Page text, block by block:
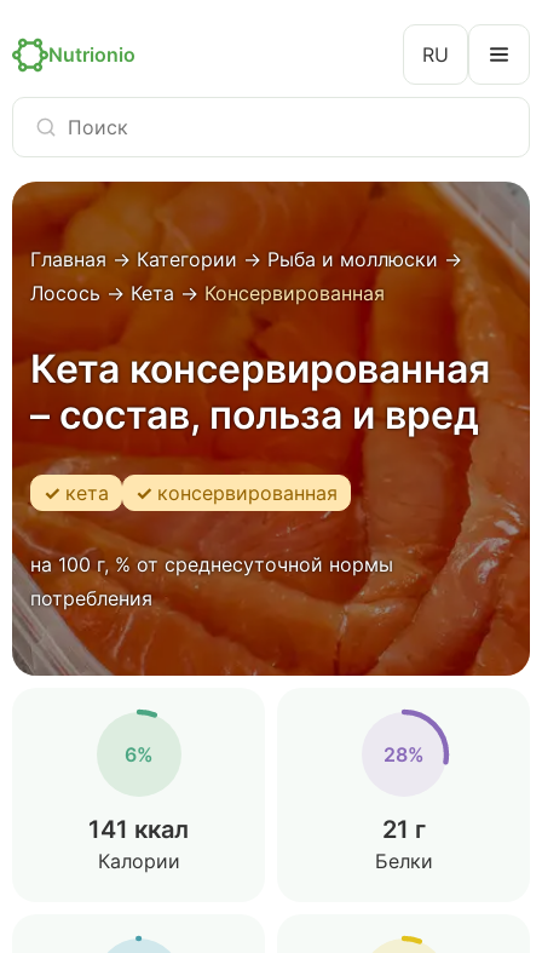
Nutrionio RU
Главная → Категории → Рыба и моллюски →
Лосось → Кета → Консервированная
Кета консервированная
– состав, польза и вред
кета консервированная
на 100 г, % от среднесуточной нормы
потребления
6%
141 ккал
Калории
28%
21 г
Белки